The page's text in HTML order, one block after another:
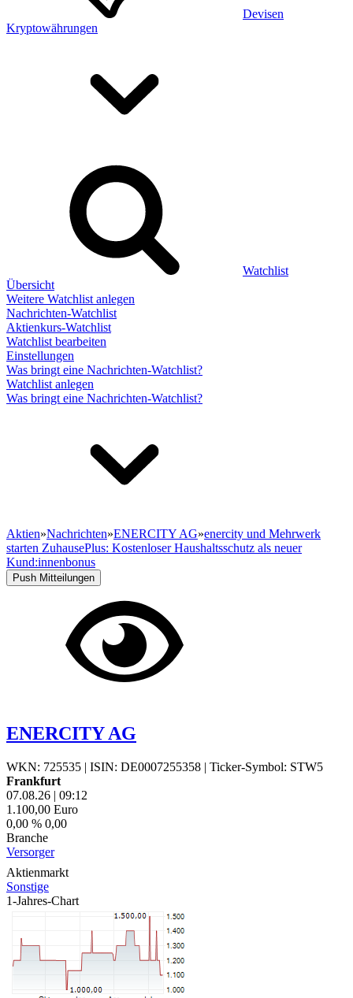
Devisen
Kryptowährungen
Watchlist
Übersicht
Weitere Watchlist anlegen
Nachrichten-Watchlist
Aktienkurs-Watchlist
Watchlist bearbeiten
Einstellungen
Was bringt eine Nachrichten-Watchlist?
Watchlist anlegen
Was bringt eine Nachrichten-Watchlist?
Aktien»Nachrichten»ENERCITY AG»enercity und Mehrwerk
starten ZuhausePlus: Kostenloser Haushaltsschutz als neuer
Kund:innenbonus
Push Mitteilungen
ENERCITY AG
WKN: 725535 | ISIN: DE0007255358 | Ticker-Symbol: STW5
Frankfurt
07.08.26 | 09:12
1.100,00 Euro
0,00 % 0,00
Branche
Versorger
Aktienmarkt
Sonstige
1-Jahres-Chart